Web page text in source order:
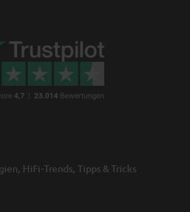
HiFi-Trends, Tipps & Tricks